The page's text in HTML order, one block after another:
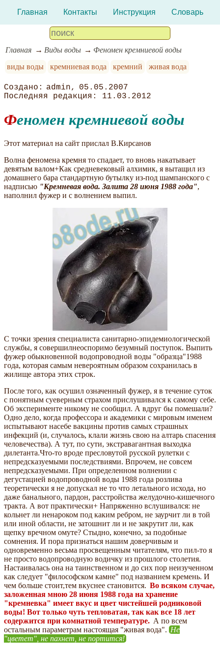
Главная Контакты Инструкция Словарь
Главная Виды воды
Феномен кремниевой воды
виды воды
кремниевая вода кремний живая вода
admin
05.05.2007
11.03.2012
Феномен кремниевой воды
Этот материал на сайт прислал В.Кирсанов
Волна феномена кремня то спадает, то вновь накатывает
девятым валом+Как средневековый алхимик, я вытащил из
домашнего бара стандартную бутылку из-под шампанского с
надписью "Кремневая вода. Залита 28 июня 1988 года",
наполнил фужер и с волнением выпил.
С точки зрения специалиста санитарно-эпидемиологической
службы, я совершилнеоспоримо безумный поступок. Выпить
фужер обыкновенной водопроводной воды "образца"1988
года, которая самым невероятным образом сохранилась в
жилище автора этих строк.
После того, как осушил означенный фужер, я в течение суток
с понятным суеверным страхом прислушивался к самому себе.
Об эксперименте никому не сообщил. А вдруг бы помешали?
Одно дело, когда профессора и академики с мировым именем
испытывают насебе вакцины против самых страшных
инфекций (и, случалось, клали жизнь свою на алтарь спасения
человечества). А тут, по сути, экстравагантная выходка
дилетанта.Что-то вроде пресловутой русской рулетки с
непредсказуемыми последствиями. Впрочем, не совсем
непредсказуемыми. При определенном волнении с
дегустацией водопроводной воды 1988 года розлива
теоретически я не допускал не то что летального исхода, но
даже банального, пардон, расстройства желудочно-кишечного
тракта. А вот практически+ Напряженно вслушивался: не
кольнет ли ненароком под каким ребром, не заурчит ли в той
или иной области, не затошнит ли и не закрутит ли, как
щепку вречном омуте? Стыдно, конечно, за подобные
сомнения. И пора признаться нашим доверчивым и
одновременно весьма просвещенным читателям, что пил-то я
не просто водопроводную водичку из прошлого столетия.
Настаивалась она на таинственном и до сих пор неизученном
как следует "философском камне" под названием кремень. И
чем больше стоит,тем вкуснее становится. Во всяком случае,
заложенная мною 28 июня 1988 года на хранение
"кремневка" имеет вкус и цвет чистейшей родниковой
воды! Вот только чуть тепловатая, так как все 18 лет
содержится при комнатной температуре. А по всем
остальным параметрам настоящая "живая вода". Не
"цветет", не пахнет, не портится!